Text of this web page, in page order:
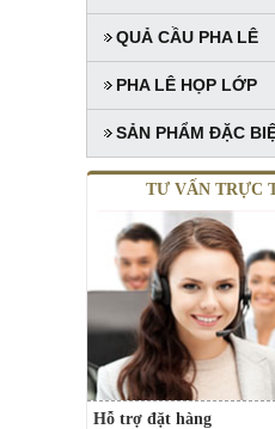
QUẢ CẦU PHA LÊ
PHA LÊ HỌP LỚP
SẢN PHẨM ĐẶC
TƯ VẤN TRỰC
Hỗ trợ đặt hàng